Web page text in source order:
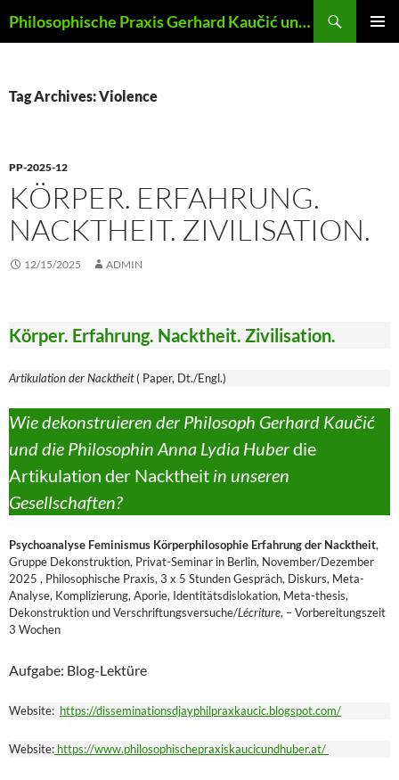
to
Philosophische Praxis Gerhard Kaučić und Anna Lydia Huber
Tag Archives: Violence
PP-2025-12
KÖRPER. ERFAHRUNG.
NACKTHEIT. ZIVILISATION.
12/15/2025 ADMIN
Körper. Erfahrung. Nacktheit. Zivilisation.
Artikulation der Nacktheit( Paper, Dt./Engl.)
Wie dekonstruieren der Philosoph Gerhard Kaučić
und die Philosophin Anna Lydia Huberdie
Artikulation der Nacktheit in unseren
Gesellschaften?
Psychoanalyse Feminismus Körperphilosophie Erfahrung der Nacktheit,
Gruppe Dekonstruktion, Privat-Seminar in Berlin, November/Dezember
2025 , Philosophische Praxis, 3 x 5 Stunden Gespräch, Diskurs, Meta-
Analyse, Komplizierung, Aporie, Identitätsdislokation, Meta-thesis,
Dekonstruktion und Verschriftungsversuche/Lécriture, – Vorbereitungszeit
3 Wochen
Aufgabe: Blog-Lektüre
Website: https://disseminationsdjayphilpraxkaucic.blogspot.com/
Website: https://www.philosophischepraxiskaucicundhuber.at/